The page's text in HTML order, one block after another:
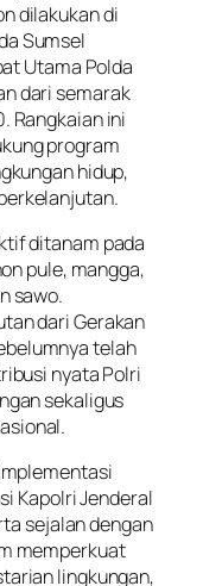
dilakukan di
Sumsel
Utama Polda
dari semarak
Rangkaian ini
program
hidup,
ditanam pada
pule, mangga,
sawo.
dari Gerakan
telah
nyata Polri
sekaligus
Kapolri Jenderal
sejalan dengan
memperkuat
lingkungan,